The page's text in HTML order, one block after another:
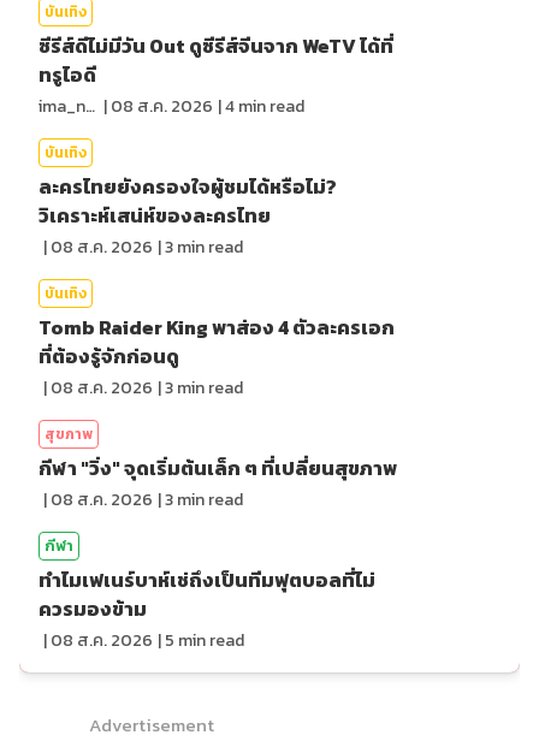
บันเทิง
ซีรีส์ดีไม่มีวัน Out ดูซีรีส์จีนจาก WeTV ได้ที่
ทรูไอดี
ima_nan |08 ส.ค. 2026 |4min read
บันเทิง
ละครไทยยังครองใจผู้ชมได้หรือไม่?
วิเคราะห์เสน่ห์ของละครไทย
|08 ส.ค. 2026 |3min read
บันเทิง
Tomb Raider King พาส่อง 4 ตัวละครเอก
ที่ต้องรู้จักก่อนดู
|08 ส.ค. 2026 |3min read
สุขภาพ
กีฬา "วิ่ง" จุดเริ่มต้นเล็ก ๆ ที่เปลี่ยนสุขภาพ
|08 ส.ค. 2026 |3min read
กีฬา
ทำไมเฟเนร์บาห์เช่ถึงเป็นทีมฟุตบอลที่ไม่
ควรมองข้าม
|08 ส.ค. 2026 |5 min read
Advertisement